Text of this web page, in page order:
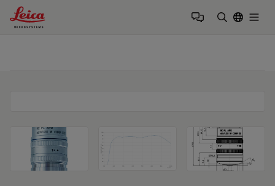
Leica Microsystems Logo